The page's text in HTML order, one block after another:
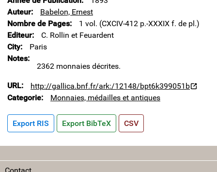
Auteur
Babelon, Ernest
Nombre de Pages
1 vol. (CXCIV-412 p.-XXXIX f. de pl.)
Editeur
C. Rollin et Feuardent
City
Paris
Notes
2362 monnaies décrites.
URL
http://gallica.bnf.fr/ark:/12148/bpt6k399051b
Categorie
Monnaies, médailles et antiques
Export RIS Export BibTeX CSV
Contact